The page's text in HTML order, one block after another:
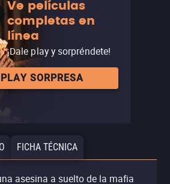
Ve películas
completas en
línea
¡Dale play y sorpréndete!
PLAY SORPRESA
FICHA TÉCNICA
asesina a suelto de la mafia